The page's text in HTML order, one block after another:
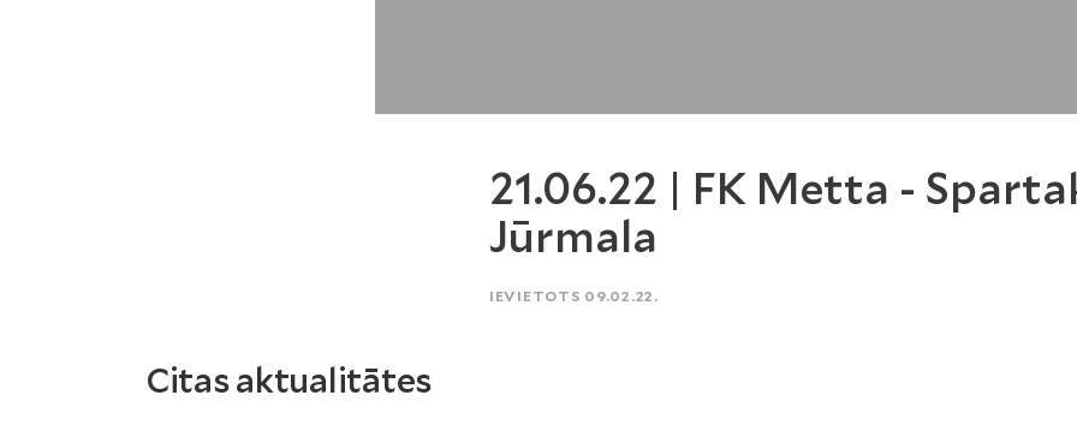
21.06.22 | FK Metta -
Jūrmala
IEVIETOTS 09.02.22.
Citas aktualitātes